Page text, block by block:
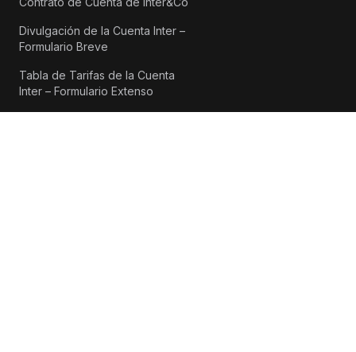
Divulgación de la Cuenta Inter –
Formulario Breve
Tabla de Tarifas de la Cuenta
Inter – Formulario Extenso